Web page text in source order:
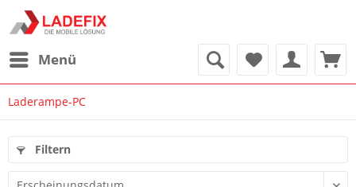
Menü
Laderampe-PC
Filtern